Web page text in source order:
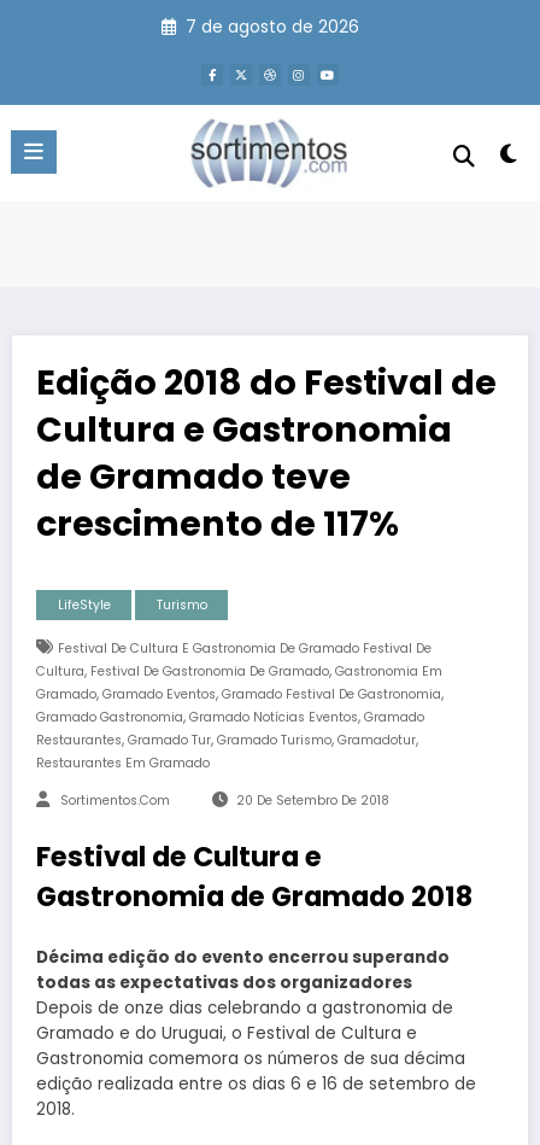
7 de agosto de 2026
Edição 2018 do Festival de
Cultura e Gastronomia
de Gramado teve
crescimento de 117%
LifeStyle Turismo
Festival De Cultura E Gastronomia De Gramado Festival De
Cultura, Festival De Gastronomia De Gramado, Gastronomia Em
Gramado, Gramado Eventos, Gramado Festival De Gastronomia,
Gramado Gastronomia, Gramado Notícias Eventos, Gramado
Restaurantes, Gramado Tur, Gramado Turismo, Gramadotur,
Restaurantes Em Gramado
Sortimentos.com 20 De Setembro De 2018
Festival de Cultura e
Gastronomia de Gramado 2018
Décima edição do evento encerrou superando
todas as expectativas dos organizadores
Depois de onze dias celebrando a gastronomia de
Gramado e do Uruguai, o Festival de Cultura e
Gastronomia comemora os números de sua décima
edição realizada entre os dias 6 e 16 de setembro de
2018.